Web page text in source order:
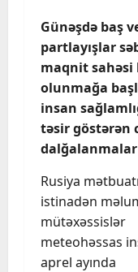
Günəşdə baş
partlayışlar
maqnit sahəsi
olunmağa
insan
təsir göstərən
dalğalanmalar
Rusiya
istinadən
mütəxəssislər
meteohəssas
aprel ayında